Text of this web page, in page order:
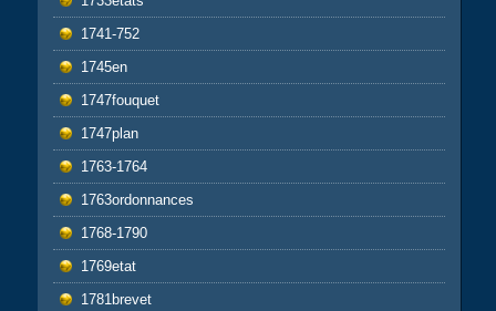
1741-752
1745en
1747fouquet
1747plan
1763-1764
1763ordonnances
1768-1790
1769etat
1781brevet